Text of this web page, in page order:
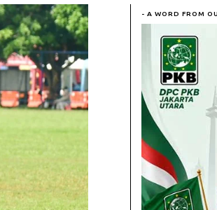
- A WORD FROM